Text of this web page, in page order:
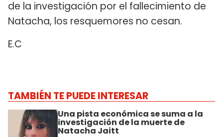
de la investigación por el fallecimiento de
Natacha, los resquemores no cesan.
E.C
TAMBIÉN TE PUEDE INTERESAR
Una pista económica se suma a la
investigación de la muerte de
Natacha Jaitt